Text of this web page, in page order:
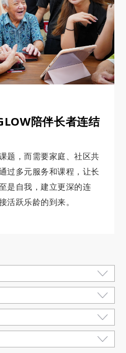
陪伴长者连结
题，而需要家庭、社区共
过多元服务和课程，让长
是自我，建立更深的连
活跃乐龄的到来。